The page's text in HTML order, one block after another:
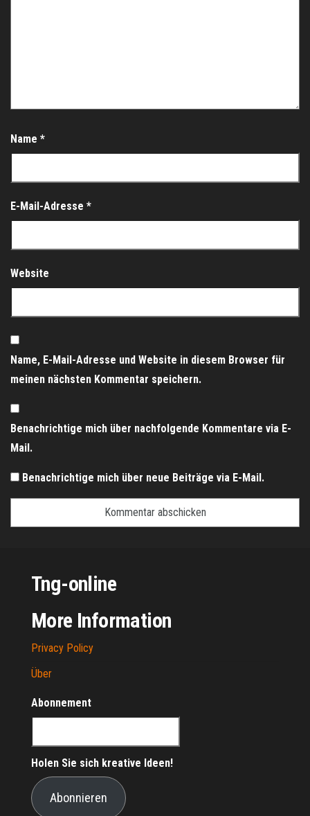
Name *
E-Mail-Adresse *
Website
Name, E-Mail-Adresse und Website in diesem Browser für
meinen nächsten Kommentar speichern.
Benachrichtige mich über nachfolgende Kommentare via E-
Mail.
Benachrichtige mich über neue Beiträge via E-Mail.
Tng-online
More Information
Privacy Policy
Über
Abonnement
Holen Sie sich kreative Ideen!
Abonnieren